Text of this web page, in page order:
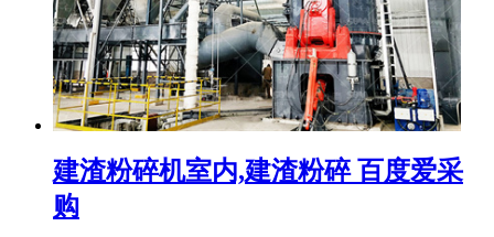
建渣粉碎机室内,建渣粉碎 百度爱采
购